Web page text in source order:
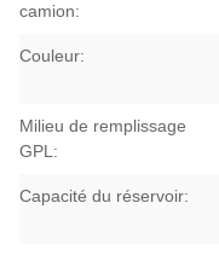
camion:
Couleur:
Milieu de remplissage
GPL:
Capacité du réservoir: